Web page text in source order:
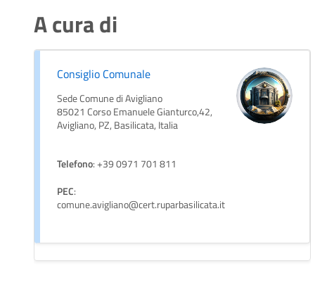
A cura di
Consiglio Comunale
Sede Comune di Avigliano
85021 Corso Emanuele Gianturco,42,
Avigliano, PZ, Basilicata, Italia
Telefono: +39 0971 701 811
PEC:
comune.avigliano@cert.ruparbasilicata.it